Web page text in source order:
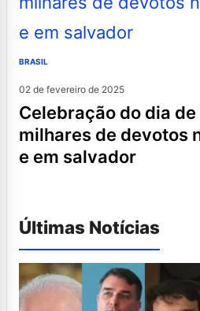
BRASIL
02 de fevereiro de 2025
celebração do dia de iemanjá reúne
milhares de devotos
e em salvador
Últimas Notícias